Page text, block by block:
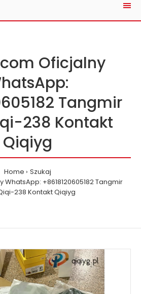
Oficjalny
Tangmir
238 Kontakt
Qiqiyg
Home
Szukaj
+8618120605182 Tangmir
238 Kontakt Qiqiyg